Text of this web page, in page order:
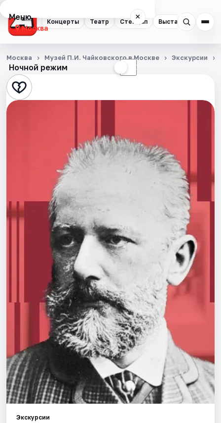
Концерты Театр Стендап Выставки
Меню ×
Москва
Концерты
Театр
Стендап
События
Артисты
Рейтинги
Ночной режим ☾
Москва Музей П.И. Чайковского в Москве Экскурсии
Экскурсии